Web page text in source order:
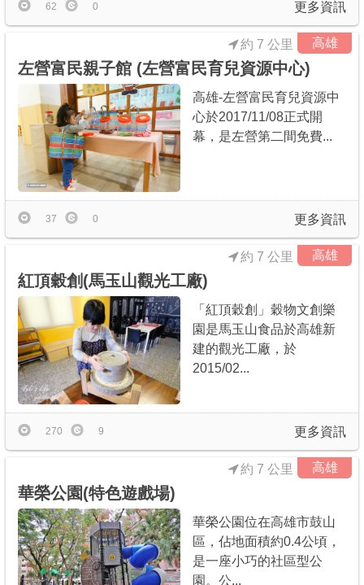
更多資訊
62 0
高雄
左營富民親子館 (左營富民育兒資源中心)
約 7 公里
高雄-左營富民育兒資源中
心於2017/11/08正式開
幕，是左營第二間免費...
更多資訊
37 0
高雄
紅頂穀創(馬玉山觀光工廠)
約 7 公里
「紅頂穀創」穀物文創樂
園是馬玉山食品於高雄新
建的觀光工廠，於
2015/02...
更多資訊
270 9
高雄
華榮公園(特色遊戲場)
約 7 公里
華榮公園位在高雄市鼓山
區，佔地面積約0.4公頃，
是一座小巧的社區型公
園。公...